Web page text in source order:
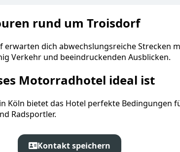
rund um Troisdorf
erwarten dich abwechslungsreiche Strecken
Verkehr und beeindruckenden Ausblicken.
Motorradhotel ideal ist
Köln bietet das Hotel perfekte Bedingungen
Radsportler.
Kontakt speichern